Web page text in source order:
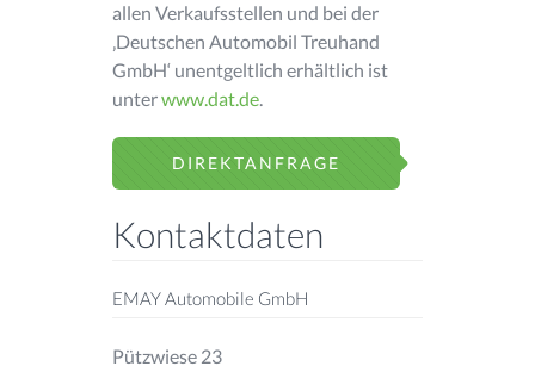
allen Verkaufsstellen und bei der
‚Deutschen Automobil Treuhand
GmbH‘ unentgeltlich erhältlich ist
unterwww.dat.de.
DIREKTANFRAGE
Kontaktdaten
EMAY Automobile GmbH
Pützwiese 23